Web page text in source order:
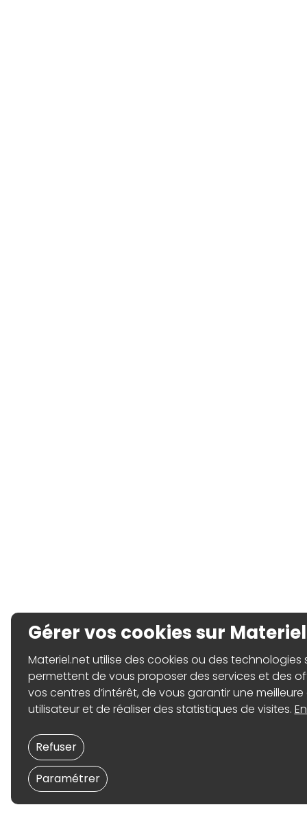
Gérer vos cookies sur
Materiel.net utilise des cookies ou des technologies
permettent de vous proposer des services et des
vos centres d’intérêt, de vous garantir une
utilisateur et de réaliser des statistiques de visites.
Paramétrer
Refuser